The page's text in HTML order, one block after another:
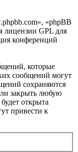
«phpBB
лицензии GPL для
конференций
которые
сообщений могут
сохраняются
закрыть любую
открыта
привести к